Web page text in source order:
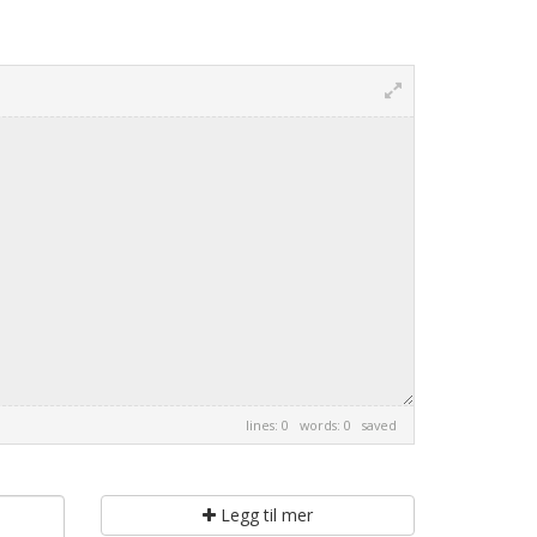
lines: 0 words: 0 saved
Legg til mer